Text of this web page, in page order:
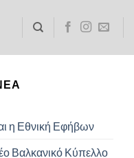
η Εθνική Εφήβων
Βαλκανικό Κύπελλο